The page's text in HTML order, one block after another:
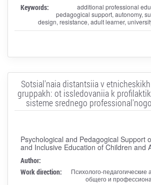
Keywords:
additional professional
pedagogical support, autonomy,
design, resistance, adult learner,
Sotsial'naia distantsiia v
gruppakh: ot issledovaniia k
sisteme srednego
Psychological and Pedagogical Support
and Inclusive Education of Children and
Author:
Work direction:
Психолого-педагогические
общего и